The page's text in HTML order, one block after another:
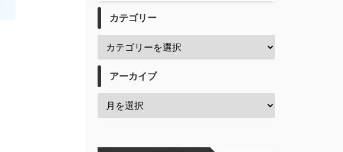
カテゴリー
アーカイブ